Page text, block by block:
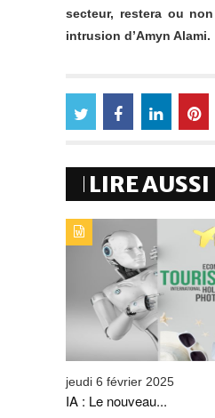
secteur, restera ou
intrusion d’Amyn Alami.
LIRE AUSSI
TYPE DE PUBLICATION :
NOUVEAU COMPAGNON
jeudi 6 février 2025
IA : Le nouveau...